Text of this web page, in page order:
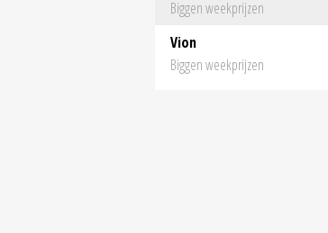
Biggen weekprijzen
Vion
Biggen weekprijzen